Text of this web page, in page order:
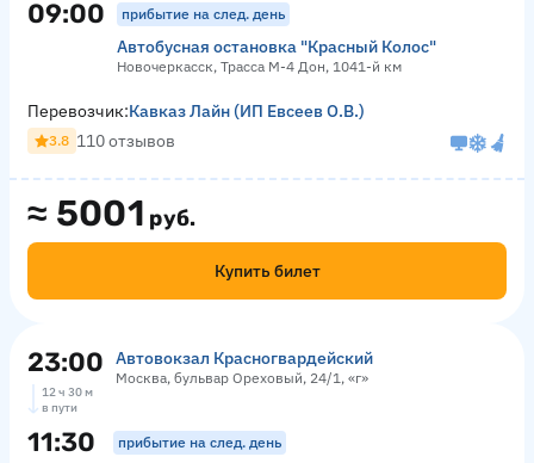
09:00 прибытие на след. день
Автобусная остановка "Красный Колос"
Новочеркасск, Трасса М-4 Дон, 1041-й км
≈ 5001 руб.
Купить билет
Перевозчик:Кавказ Лайн (ИП Евсеев О.В.)
3.8 110 отзывов
23:00 Автовокзал Красногвардейский
Москва, бульвар Ореховый, 24/1, «г»
12 ч 30 м
в пути
11:30 прибытие на след. день